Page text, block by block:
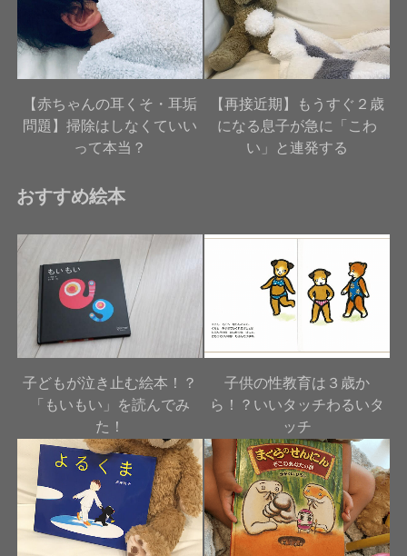
【赤ちゃんの耳くそ・耳垢
問題】掃除はしなくていい
って本当？
【再接近期】もうすぐ２歳
になる息子が急に「こわ
い」と連発する
おすすめ絵本
子どもが泣き止む絵本！？
「もいもい」を読んでみ
た！
子供の性教育は３歳か
ら！？いいタッチわるいタ
ッチ